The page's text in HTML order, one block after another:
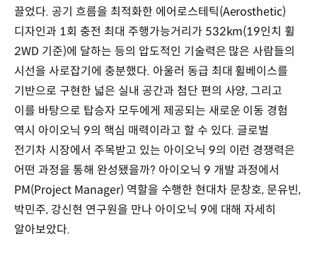
끌었다. 공기 흐름을 최적화한 에어로스테틱(Aerosthetic)
디자인과 1회 충전 최대 주행가능거리가 532km(19인치 휠
2WD 기준)에 달하는 등의 압도적인 기술력은 많은 사람들의
시선을 사로잡기에 충분했다. 아울러 동급 최대 휠베이스를
기반으로 구현한 넓은 실내 공간과 첨단 편의 사양, 그리고
이를 바탕으로 탑승자 모두에게 제공되는 새로운 이동 경험
역시 아이오닉 9의 핵심 매력이라고 할 수 있다. 글로벌
전기차 시장에서 주목받고 있는 아이오닉 9의 이런 경쟁력은
어떤 과정을 통해 완성됐을까? 아이오닉 9 개발 과정에서
PM(Project Manager) 역할을 수행한 현대차 문창호, 문유빈,
박민주, 강신현 연구원을 만나 아이오닉 9에 대해 자세히
알아보았다.